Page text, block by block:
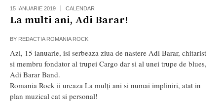
15 IANUARIE 2019 CALENDAR
La multi ani, Adi Barar!
BY REDACTIA ROMANIA ROCK
Azi, 15 ianuarie, isi serbeaza ziua de nastere Adi Barar, chitarist
si membru fondator al trupei Cargo dar si al unei trupe de blues,
Adi Barar Band.
Romania Rock ii ureaza La mulți ani si numai impliniri, atat in
plan muzical cat si personal!